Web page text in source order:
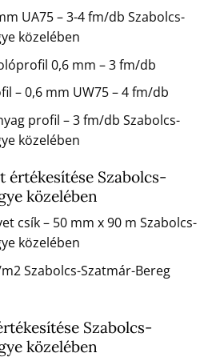
UA75 – 3-4 fm/db Szabolcs-
közelében
0,6 mm – 3 fm/db
– 0,6 mm UW75 – 4 fm/db
profil – 3 fm/db Szabolcs-
közelében
értékesítése Szabolcs-
közelében
csík – 50 mm x 90 m Szabolcs-
közelében
Szabolcs-Szatmár-Bereg
Szabolcs-
közelében